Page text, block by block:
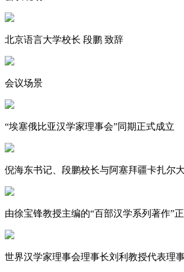
北京语言大学校长 段鹏 致辞
会议场景
“埃塞俄比亚汉学家理事会”同期正式成立
倪海东书记、段鹏校长与阿塞拜疆卡扎尔
由徐宝锋教授主编的“百部汉学系列著作”
世界汉学家理事会理事长刘利教授代表理